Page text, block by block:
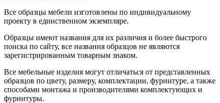
Все образцы мебели изготовлены по индивидуальному
проекту в единственном экземпляре.
Образцы имеют названия для их различия и более быстрого
поиска по сайту, все названия образцов не являются
зарегистрированным товарным знаком.
Все мебельные изделия могут отличаться от представленных
образцов по цвету, размеру, комплектации, фурнитуре, а также
способами монтажа и производителями комплектующих и
фурнитуры.